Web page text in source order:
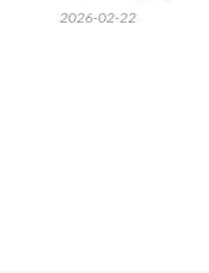
2026-02-22